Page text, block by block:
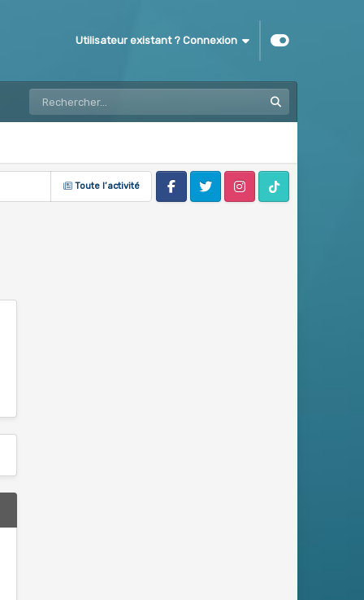
Utilisateur existant ? Connexion
Toute l’activité
FacebookTwitter InstagramTik Tok